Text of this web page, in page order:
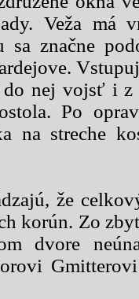
Veža má
sa značne
do nej vojsť i z
Po
na streche
že
korún. Zo
dvore